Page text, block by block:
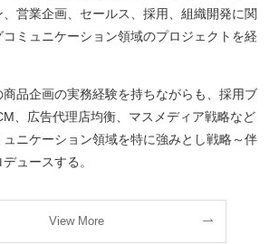
営業企画、セールス、採用、組織開発に関
ミュニケーション領域のプロジェクトを経
商品企画の実務経験を持ちながらも、採用ブ
、広告代理店均衡、マスメディア戦略など
ニケーション領域を特に強みとし戦略～伴
ュースする。
View More